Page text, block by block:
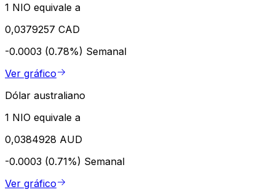
1 NIO equivale a
0,0379257 CAD
-0.0003 (0.78%) Semanal
Ver gráfico
Dólar australiano
1 NIO equivale a
0,0384928 AUD
-0.0003 (0.71%) Semanal
Ver gráfico